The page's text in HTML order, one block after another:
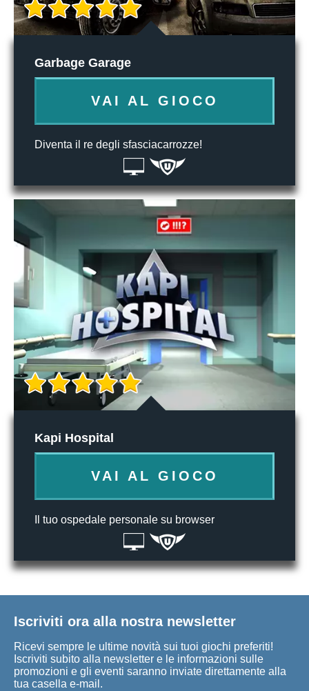
Garbage Garage
VAI AL GIOCO
Diventa il re degli sfasciacarrozze!
Kapi Hospital
VAI AL GIOCO
Il tuo ospedale personale su browser
Iscriviti ora alla nostra newsletter
Ricevi sempre le ultime novità sui tuoi giochi preferiti!
Iscriviti subito alla newsletter e le informazioni sulle
promozioni e gli eventi saranno inviate direttamente alla
tua casella e-mail.